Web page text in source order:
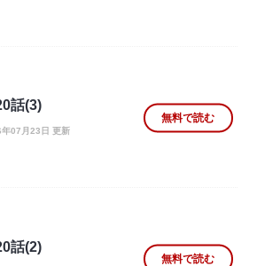
話(3)
07月23日 更新
無料で読む
話(2)
無料で読む